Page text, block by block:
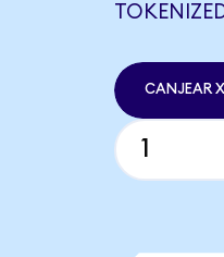
CANJEAR